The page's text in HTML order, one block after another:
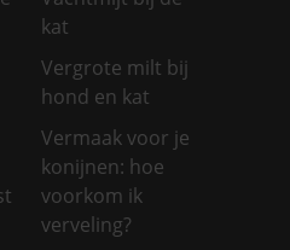
kat
Vergrote milt bij
hond en kat
Vermaak voor je
konijnen: hoe
voorkom ik
verveling?